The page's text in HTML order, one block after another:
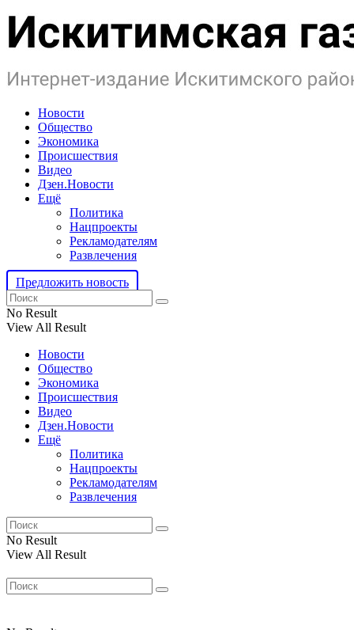
Новости
Общество
Экономика
Происшествия
Видео
Дзен.Новости
Ещё
Политика
Нацпроекты
Рекламодателям
Развлечения
Предложить новость
No Result
View All Result
Новости
Общество
Экономика
Происшествия
Видео
Дзен.Новости
Ещё
Политика
Нацпроекты
Рекламодателям
Развлечения
No Result
View All Result